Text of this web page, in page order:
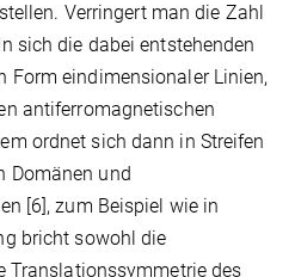
Verringert man die Zahl
sich die dabei entstehenden
Form eindimensionaler Linien,
antiferromagnetischen
ordnet sich dann in Streifen
Domänen und
[6], zum Beispiel wie in
bricht sowohl die
Translationssymmetrie des